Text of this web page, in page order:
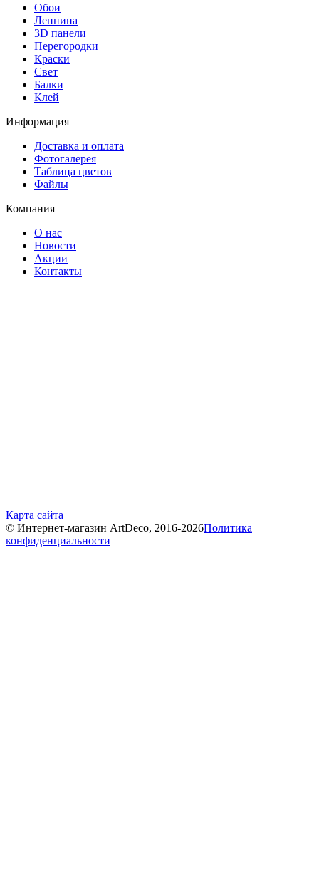
Обои
Лепнина
3D панели
Перегородки
Краски
Свет
Балки
Клей
Информация
Доставка и оплата
Фотогалерея
Таблица цветов
Файлы
Компания
О нас
Новости
Акции
Контакты
Карта сайта
© Интернет-магазин ArtDeco, 2016-2026Политика
конфиденциальности